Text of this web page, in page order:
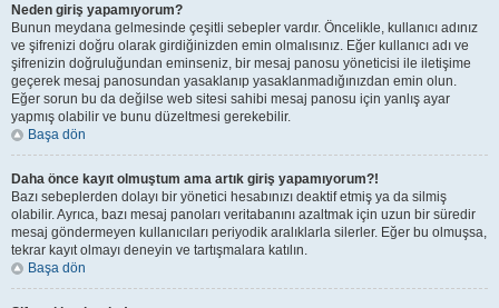
Neden giriş yapamıyorum?
Bunun meydana gelmesinde çeşitli sebepler vardır. Öncelikle, kullanıcı adınız
ve şifrenizi doğru olarak girdiğinizden emin olmalısınız. Eğer kullanıcı adı ve
şifrenizin doğruluğundan eminseniz, bir mesaj panosu yöneticisi ile iletişime
geçerek mesaj panosundan yasaklanıp yasaklanmadığınızdan emin olun.
Eğer sorun bu da değilse web sitesi sahibi mesaj panosu için yanlış ayar
yapmış olabilir ve bunu düzeltmesi gerekebilir.
Başa dön
Daha önce kayıt olmuştum ama artık giriş yapamıyorum?!
Bazı sebeplerden dolayı bir yönetici hesabınızı deaktif etmiş ya da silmiş
olabilir. Ayrıca, bazı mesaj panoları veritabanını azaltmak için uzun bir süredir
mesaj göndermeyen kullanıcıları periyodik aralıklarla silerler. Eğer bu olmuşsa,
tekrar kayıt olmayı deneyin ve tartışmalara katılın.
Başa dön